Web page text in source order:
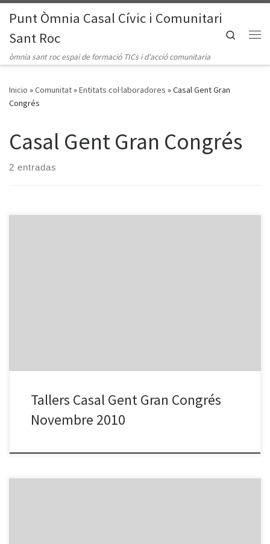
Saltar al contenido
Punt Òmnia Casal Cívic i Comunitari
Sant Roc
òmnia sant roc espai de formació TICs i d'acció comunitaria
Search
Inicio »Comunitat»Entitats col·laboradores »Casal Gent Gran
Congrés
Casal Gent Gran Congrés
2 entradas
Tallers Casal Gent Gran Congrés
Novembre 2010